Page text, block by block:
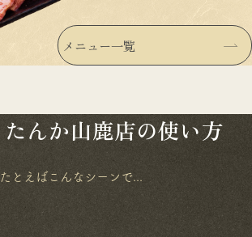
メニュー一覧
たんか山鹿店の使い方
たとえばこんなシーンで...